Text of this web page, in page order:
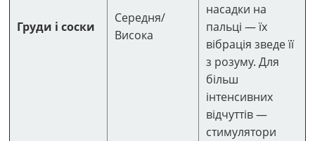
Груди і соски
Середня/
Висока
насадки на
пальці — їх
вібрація зведе її
з розуму. Для
більш
інтенсивних
відчуттів —
стимулятори